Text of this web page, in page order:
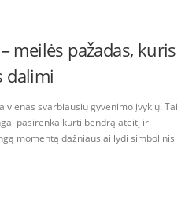
meilės pažadas, kuris
dalimi
vienas svarbiausių gyvenimo įvykių. Tai
pasirenka kurti bendrą ateitį ir
momentą dažniausiai lydi simbolinis